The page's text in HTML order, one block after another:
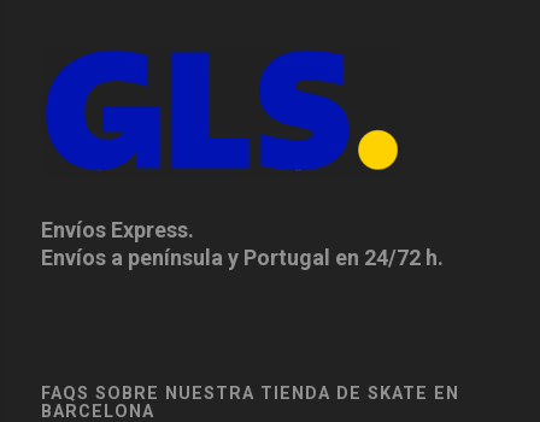
Envíos Express.
Envíos a península y Portugal en 24/72 h.
FAQS SOBRE NUESTRA TIENDA DE SKATE EN
BARCELONA